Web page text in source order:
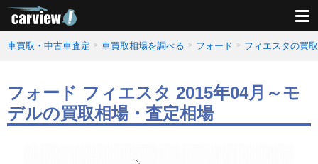
車買取・中古車査定 車買取相場を調べる フォード フィエスタの買
フォード フィエスタ 2015年04月～モ
デルの買取相場・査定相場